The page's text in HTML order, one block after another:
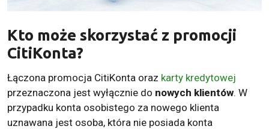
Kto może skorzystać z promocji
CitiKonta?
Łączona promocja CitiKonta oraz karty kredytowej
przeznaczona jest wyłącznie do nowych klientów. W
przypadku konta osobistego za nowego klienta
uznawana jest osoba, która nie posiada konta